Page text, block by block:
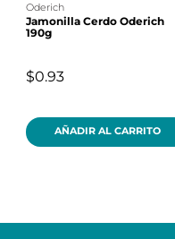
oderich
Jamonilla Cerdo Oderich
190g
$0.93
AÑADIR AL CARRITO